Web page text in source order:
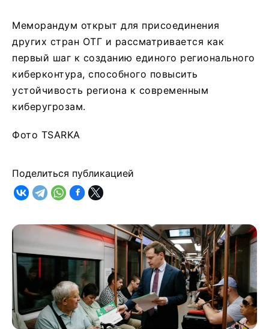
Меморандум открыт для присоединения
других стран ОТГ и рассматривается как
первый шаг к созданию единого регионального
киберконтурa, способного повысить
устойчивость региона к современным
киберугрозам.
Фото TSARKA
Поделиться публикацией